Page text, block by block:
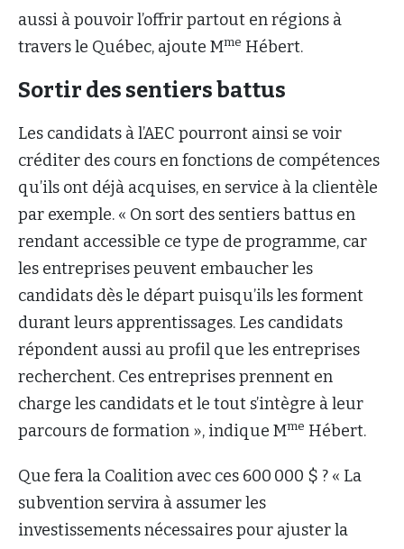
aussi à pouvoir l’offrir partout en régions à
travers le Québec, ajoute Mme Hébert.
Sortir des sentiers battus
Les candidats à l’AEC pourront ainsi se voir
créditer des cours en fonctions de compétences
qu’ils ont déjà acquises, en service à la clientèle
par exemple. « On sort des sentiers battus en
rendant accessible ce type de programme, car
les entreprises peuvent embaucher les
candidats dès le départ puisqu’ils les forment
durant leurs apprentissages. Les candidats
répondent aussi au profil que les entreprises
recherchent. Ces entreprises prennent en
charge les candidats et le tout s’intègre à leur
parcours de formation », indique Mme Hébert.
Que fera la Coalition avec ces 600 000 $ ? « La
subvention servira à assumer les
investissements nécessaires pour ajuster la